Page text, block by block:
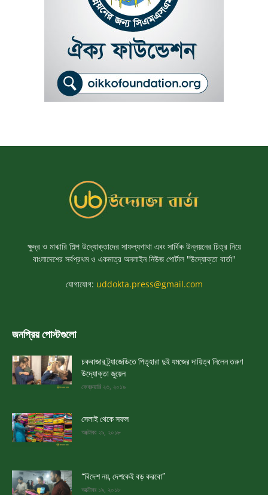
ক্ষুদ্র ও মাঝারি শিল্প উদ্যোক্তাদের সাফল্যগাথা এবং সার্বিক উন্নয়নের চিত্র নিয়ে
বাংলাদেশের সর্বপ্রথম ও একমাত্র অনলাইন নিউজ পোর্টাল "উদ্যোক্তা বার্তা"
যোগাযোগ: uddokta.press@gmail.com
জনপ্রিয় পোস্টগুলো
চকবাজার ট্র্যাজেডিতে পিতৃহারা দুই যমজের দায়িত্ব নিলেন তরুণ
উদ্যোক্তা জুয়েল
ফেব্রুয়ারি ২৩, ২০১৯
সেলাই থেকে সফল
অক্টোবর ২৯, ২০১৮
“বিদেশ নয়, দেশকেই বড় করবো”
অক্টোবর ১৯, ২০১৮